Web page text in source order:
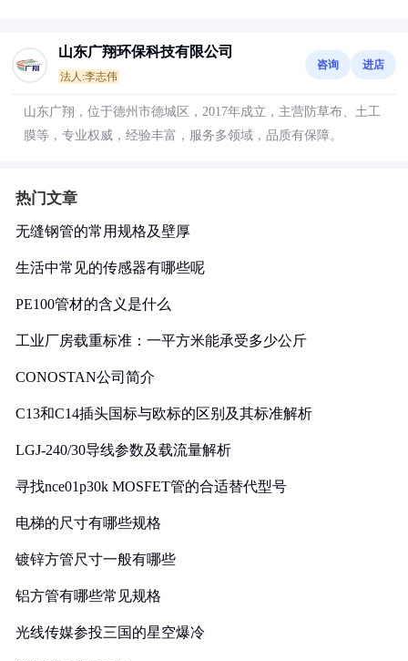
山东广翔环保科技有限公司
法人:李志伟
咨询 进店
山东广翔，位于德州市德城区，2017年成立，主营防草布、土工
膜等，专业权威，经验丰富，服务多领域，品质有保障。
热门文章
无缝钢管的常用规格及壁厚
生活中常见的传感器有哪些呢
PE100管材的含义是什么
工业厂房载重标准：一平方米能承受多少公斤
CONOSTAN公司简介
C13和C14插头国标与欧标的区别及其标准解析
LGJ-240/30导线参数及载流量解析
寻找nce01p30k MOSFET管的合适替代型号
电梯的尺寸有哪些规格
镀锌方管尺寸一般有哪些
铝方管有哪些常见规格
光线传媒参投三国的星空爆冷